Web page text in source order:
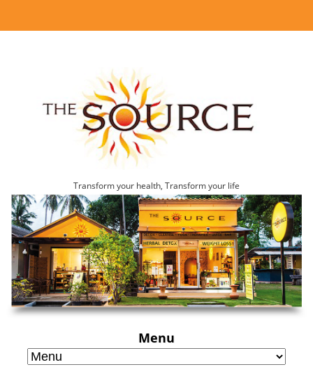
Transform your health, Transform your life
Menu